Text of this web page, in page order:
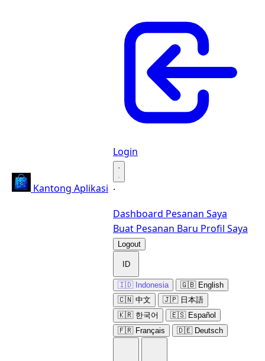
Kantong Aplikasi
Login
·
·
Dashboard Pesanan Saya
Buat Pesanan Baru Profil Saya
Logout
ID
🇮🇩 Indonesia
🇬🇧 English
🇨🇳 中文
🇯🇵 日本語
🇰🇷 한국어
🇪🇸 Español
🇫🇷 Français
🇩🇪 Deutsch